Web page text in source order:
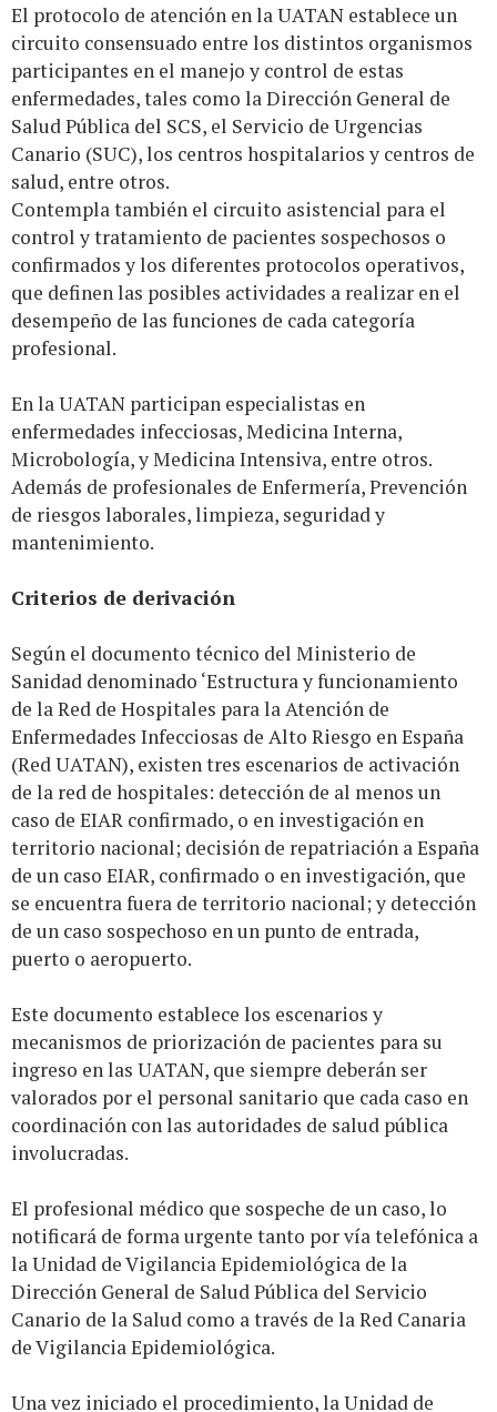
El protocolo de atención en la UATAN establece un
circuito consensuado entre los distintos organismos
participantes en el manejo y control de estas
enfermedades, tales como la Dirección General de
Salud Pública del SCS, el Servicio de Urgencias
Canario (SUC), los centros hospitalarios y centros de
salud, entre otros.
Contempla también el circuito asistencial para el
control y tratamiento de pacientes sospechosos o
confirmados y los diferentes protocolos operativos,
que definen las posibles actividades a realizar en el
desempeño de las funciones de cada categoría
profesional.
En la UATAN participan especialistas en
enfermedades infecciosas, Medicina Interna,
Microbología, y Medicina Intensiva, entre otros.
Además de profesionales de Enfermería, Prevención
de riesgos laborales, limpieza, seguridad y
mantenimiento.
Criterios de derivación
Según el documento técnico del Ministerio de
Sanidad denominado ‘Estructura y funcionamiento
de la Red de Hospitales para la Atención de
Enfermedades Infecciosas de Alto Riesgo en España
(Red UATAN), existen tres escenarios de activación
de la red de hospitales: detección de al menos un
caso de EIAR confirmado, o en investigación en
territorio nacional; decisión de repatriación a España
de un caso EIAR, confirmado o en investigación, que
se encuentra fuera de territorio nacional; y detección
de un caso sospechoso en un punto de entrada,
puerto o aeropuerto.
Este documento establece los escenarios y
mecanismos de priorización de pacientes para su
ingreso en las UATAN, que siempre deberán ser
valorados por el personal sanitario que cada caso en
coordinación con las autoridades de salud pública
involucradas.
El profesional médico que sospeche de un caso, lo
notificará de forma urgente tanto por vía telefónica a
la Unidad de Vigilancia Epidemiológica de la
Dirección General de Salud Pública del Servicio
Canario de la Salud como a través de la Red Canaria
de Vigilancia Epidemiológica.
Una vez iniciado el procedimiento, la Unidad de